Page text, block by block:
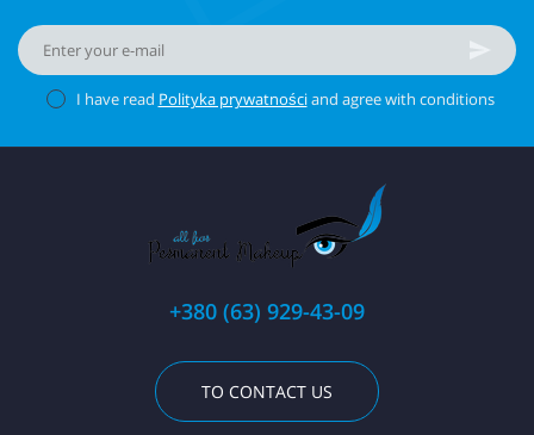
I have read Polityka prywatnościand agree with conditions
+380 (63) 929-43-09
TO CONTACT US